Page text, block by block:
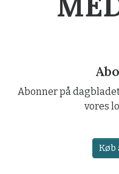
Abonner på
vores
Køb